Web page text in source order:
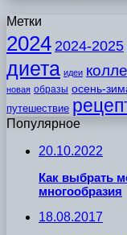
Метки
2024 2024-2025
диета идеи
новая образы осень-
путешествие
Популярное
20.10.2022
Как выбрать
многообразия
18.08.2017